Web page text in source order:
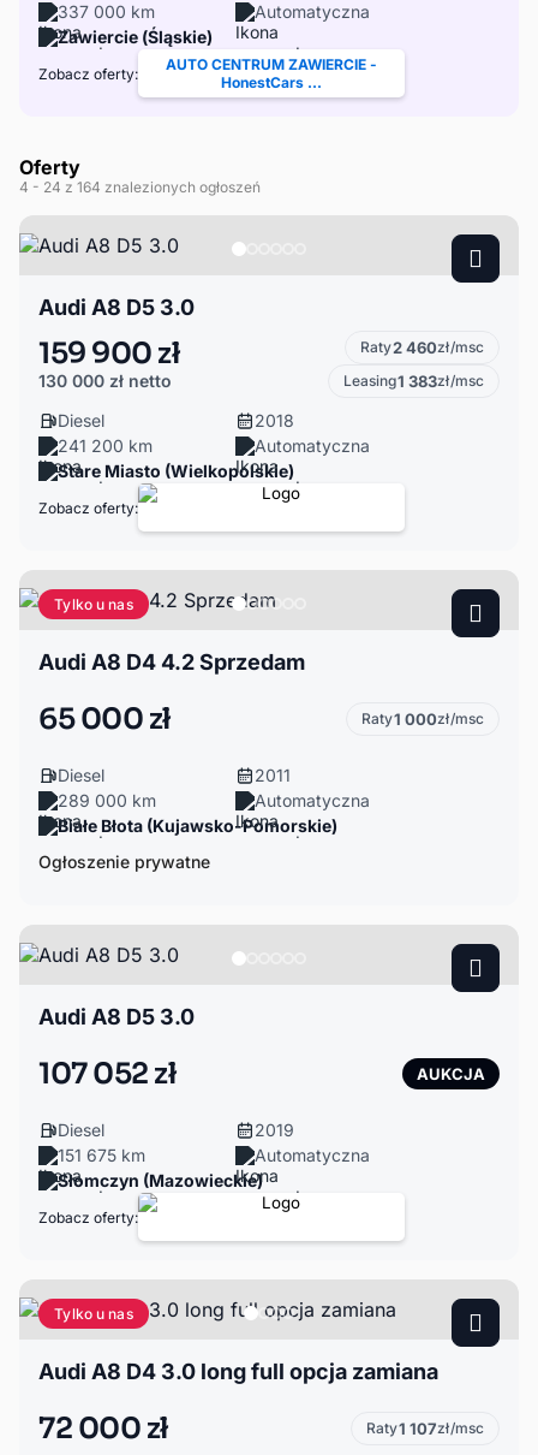
337 000 km
Automatyczna
Zawiercie (Śląskie)
Zobacz oferty:
AUTO CENTRUM ZAWIERCIE -
HonestCars ...
Oferty
4 - 24 z 164 znalezionych ogłoszeń
Audi A8 D5 3.0
159 900 zł
130 000 zł netto
Raty2 460zł/msc
Leasing1 383zł/msc
Diesel
2018
241 200 km
Automatyczna
Stare Miasto (Wielkopolskie)
Zobacz oferty:
Tylko u nas
Audi A8 D4 4.2 Sprzedam
65 000 zł Raty1 000zł/msc
Diesel
2011
289 000 km
Automatyczna
Białe Błota (Kujawsko-Pomorskie)
Ogłoszenie prywatne
Audi A8 D5 3.0
107 052 zł AUKCJA
Diesel
2019
151 675 km
Automatyczna
Słomczyn (Mazowieckie)
Zobacz oferty:
Tylko u nas
Audi A8 D4 3.0 long full opcja zamiana
72 000 zł Raty1 107zł/msc